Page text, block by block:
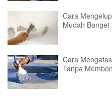
Cara
Mudah Banget
Cara
Tanpa